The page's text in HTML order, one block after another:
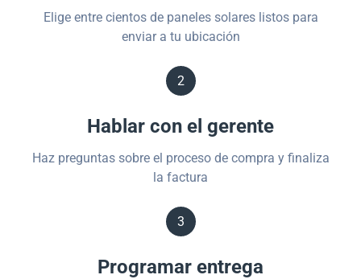
Elige entre cientos de paneles solares listos para
enviar a tu ubicación
2
Hablar con el gerente
Haz preguntas sobre el proceso de compra y finaliza
la factura
3
Programar entrega